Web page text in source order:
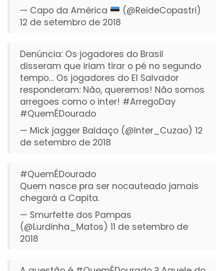
— Capo da América
(@ReideCopastri)
12 de setembro de 2018
Denúncia: Os jogadores do Brasil
disseram que iriam tirar o pé no segundo
tempo… Os jogadores do El Salvador
responderam: Não, queremos! Não somos
arregoes como o inter! #ArregoDay
#QuemÉDourado
— Mick jagger Baldaço (@Inter_Cuzao) 12
de setembro de 2018
#QuemÉDourado
Quem nasce pra ser nocauteado jamais
chegará a Capita.
— Smurfette dos Pampas
(@Lurdinha_Matos) 11 de setembro de
2018